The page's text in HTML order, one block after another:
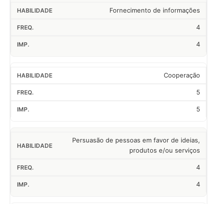
Fornecimento de informações
4
4
Cooperação
5
5
Persuasão de pessoas em favor de ideias,
produtos e/ou serviços
4
4